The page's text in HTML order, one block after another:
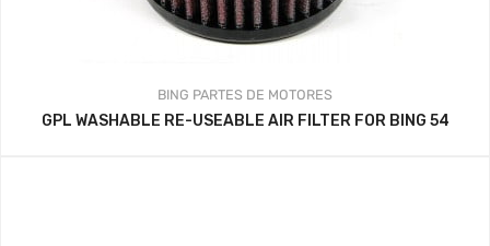
BING PARTES DE MOTORES
GPL WASHABLE RE-USEABLE AIR FILTER FOR BING 54